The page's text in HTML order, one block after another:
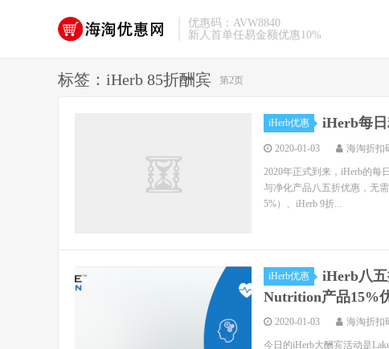
优惠码：AVW8840
新人首单任易金额优惠10%
标签：iHerb 85折酬宾 第2页
iHerb优惠 iHerb每
2020-01-03 海淘折扣
2020年正式到来，iHerb的每
与净化产品八五折优惠，无
5%）、iHerb 9折...
iHerb优惠
iHerb八
Nutrition产品15%
2020-01-03 海淘折扣
今日的iHerb大酬宾活动是